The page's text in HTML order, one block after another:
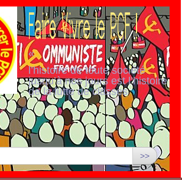
«
l’histoire de toute société
jusqu’à nos jours est l’histoire
de la lutte de classes
>>